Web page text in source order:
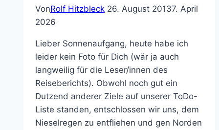
VonRolf Hitzbleck 26. August 20137. April
2026
Lieber Sonnenaufgang, heute habe ich
leider kein Foto für Dich (wär ja auch
langweilig für die Leser/innen des
Reiseberichts). Obwohl noch gut ein
Dutzend anderer Ziele auf unserer ToDo-
Liste standen, entschlossen wir uns, dem
Nieselregen zu entfliehen und gen Norden